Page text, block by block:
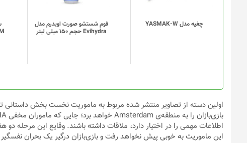
چفیه مدل YASMAK-W
فوم شستشو صورت اویدرم مدل
Evihydra حجم 150 میلی لیتر
این ماموریت به خوبی پیش نخواهد رفت و بازی‌بازان درگیر یک بحران